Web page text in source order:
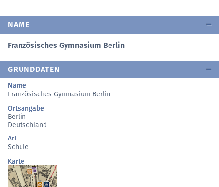
NAME
Französisches Gymnasium Berlin
GRUNDDATEN
Name
Französisches Gymnasium Berlin
Ortsangabe
Berlin
Deutschland
Art
Schule
Karte